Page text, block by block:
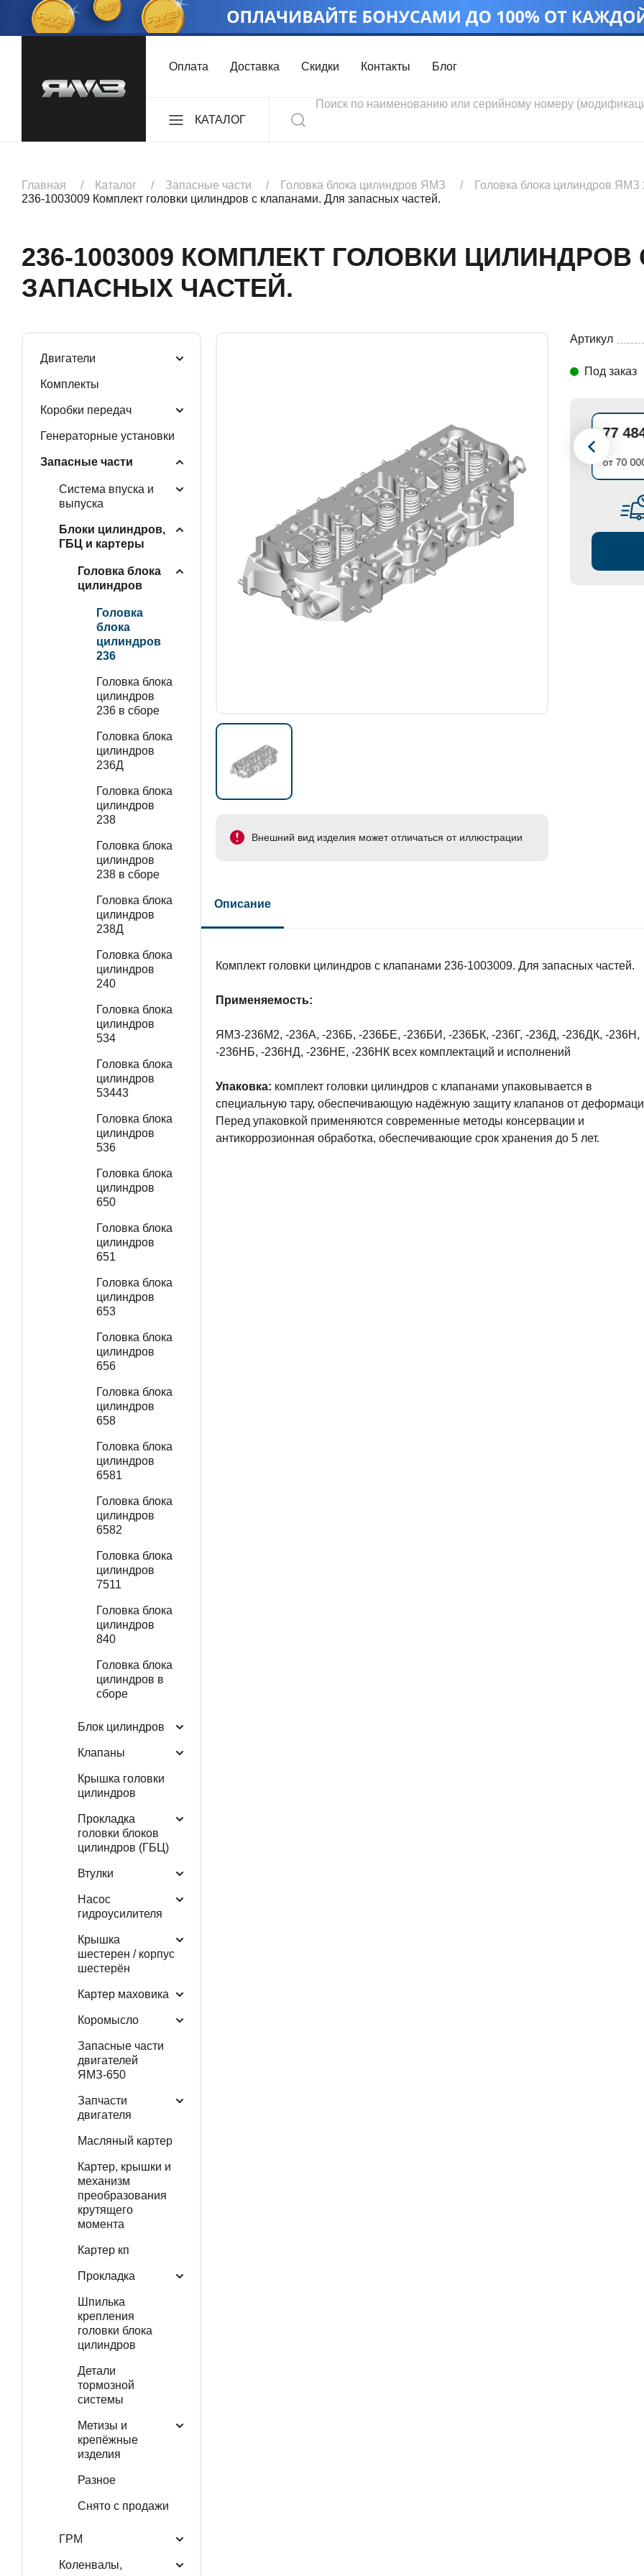
Оплата Доставка Скидки Контакты Блог
КАТАЛОГ
КОРОБКИ ПЕРЕДАЧ
Скидки
Главная Каталог Запасные части Головка блока цилиндров ЯМЗ
Головка блока цилиндров ЯМЗ
236-1003009 Комплект головки цилиндров с клапанами. Для запасных частей.
236-1003009 КОМПЛЕКТ ГОЛОВКИ
ЗАПАСНЫХ ЧАСТЕЙ.
Двигатели
Комплекты
Коробки передач
Генераторные установки
Запасные части
Система впуска и
выпуска
Блоки цилиндров,
ГБЦ и картеры
Головка блока
цилиндров
Головка
блока
цилиндров
236
Головка блока
цилиндров
236 в сборе
Головка блока
цилиндров
236Д
Головка блока
цилиндров
238
Головка блока
цилиндров
238 в сборе
Головка блока
цилиндров
238Д
Головка блока
цилиндров
240
Головка блока
цилиндров
534
Головка блока
цилиндров
53443
Головка блока
цилиндров
536
Головка блока
цилиндров
650
Головка блока
цилиндров
651
Головка блока
цилиндров
653
Головка блока
цилиндров
656
Головка блока
цилиндров
658
Головка блока
цилиндров
6581
Головка блока
цилиндров
6582
Головка блока
цилиндров
7511
Головка блока
цилиндров
840
Головка блока
цилиндров в
сборе
Блок цилиндров
Клапаны
Крышка головки
цилиндров
Прокладка
головки блоков
цилиндров (ГБЦ)
Втулки
Насос
гидроусилителя
Крышка
шестерен / корпус
шестерён
Картер маховика
Коромысло
Запасные части
двигателей
ЯМЗ-650
Запчасти
двигателя
Масляный картер
Картер, крышки и
механизм
преобразования
крутящего
момента
Картер кп
Прокладка
Шпилька
крепления
головки блока
цилиндров
Детали
тормозной
системы
Метизы и
крепёжные
изделия
Разное
Снято с продажи
ГРМ
Коленвалы,
Внешний вид изделия может отличаться от иллюстрации
Артикул
Под заказ
87 061 ₽
до 10 000 ₽
78 354.90 ₽
от 50 000 ₽
77
от 70
Описание
Комплект головки цилиндров с клапанами 236-1003009. Для запасных частей.
Применяемость:
ЯМЗ-236М2, -236А, -236Б, -236БЕ, -236БИ, -236БК, -236Г, -236Д, -236ДК, -236Н,
-236НБ, -236НД, -236НЕ, -236НК всех комплектаций и исполнений
Упаковка: комплект головки цилиндров с клапанами упаковывается в
специальную тару, обеспечивающую надёжную защиту клапанов от
Перед упаковкой применяются современные методы консервации и
антикоррозионная обработка, обеспечивающие срок хранения до 5 лет.